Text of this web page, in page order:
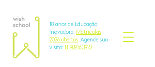
18 anos de Educação
Inovadora
Matrículas
2026 abertas Agende sua
visita: 11 98916.3922